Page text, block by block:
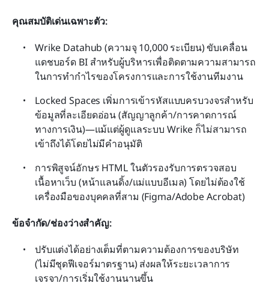
คุณสมบัติเด่นเฉพาะตัว:
Wrike Datahub (ความจุ 10,000 ระเบียน) ขับเคลื่อน
แดชบอร์ด BI สำหรับผู้บริหารเพื่อติดตามความสามารถ
ในการทำกำไรของโครงการและการใช้งานทีมงาน
Locked Spaces เพิ่มการเข้ารหัสแบบครบวงจรสำหรับ
ข้อมูลที่ละเอียดอ่อน (สัญญาลูกค้า/การคาดการณ์
ทางการเงิน)—แม้แต่ผู้ดูแลระบบ Wrike ก็ไม่สามารถ
เข้าถึงได้โดยไม่มีคำอนุมัติ
การพิสูจน์อักษร HTML ในตัวรองรับการตรวจสอบ
เนื้อหาเว็บ (หน้าแลนดิ้ง/แม่แบบอีเมล) โดยไม่ต้องใช้
เครื่องมือของบุคคลที่สาม (Figma/Adobe Acrobat)
ข้อจำกัด/ช่องว่างสำคัญ:
ปรับแต่งได้อย่างเต็มที่ตามความต้องการของบริษัท
(ไม่มีชุดฟีเจอร์มาตรฐาน) ส่งผลให้ระยะเวลาการ
เจรจา/การเริ่มใช้งานนานขึ้น